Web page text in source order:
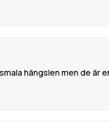
hängslen men de är